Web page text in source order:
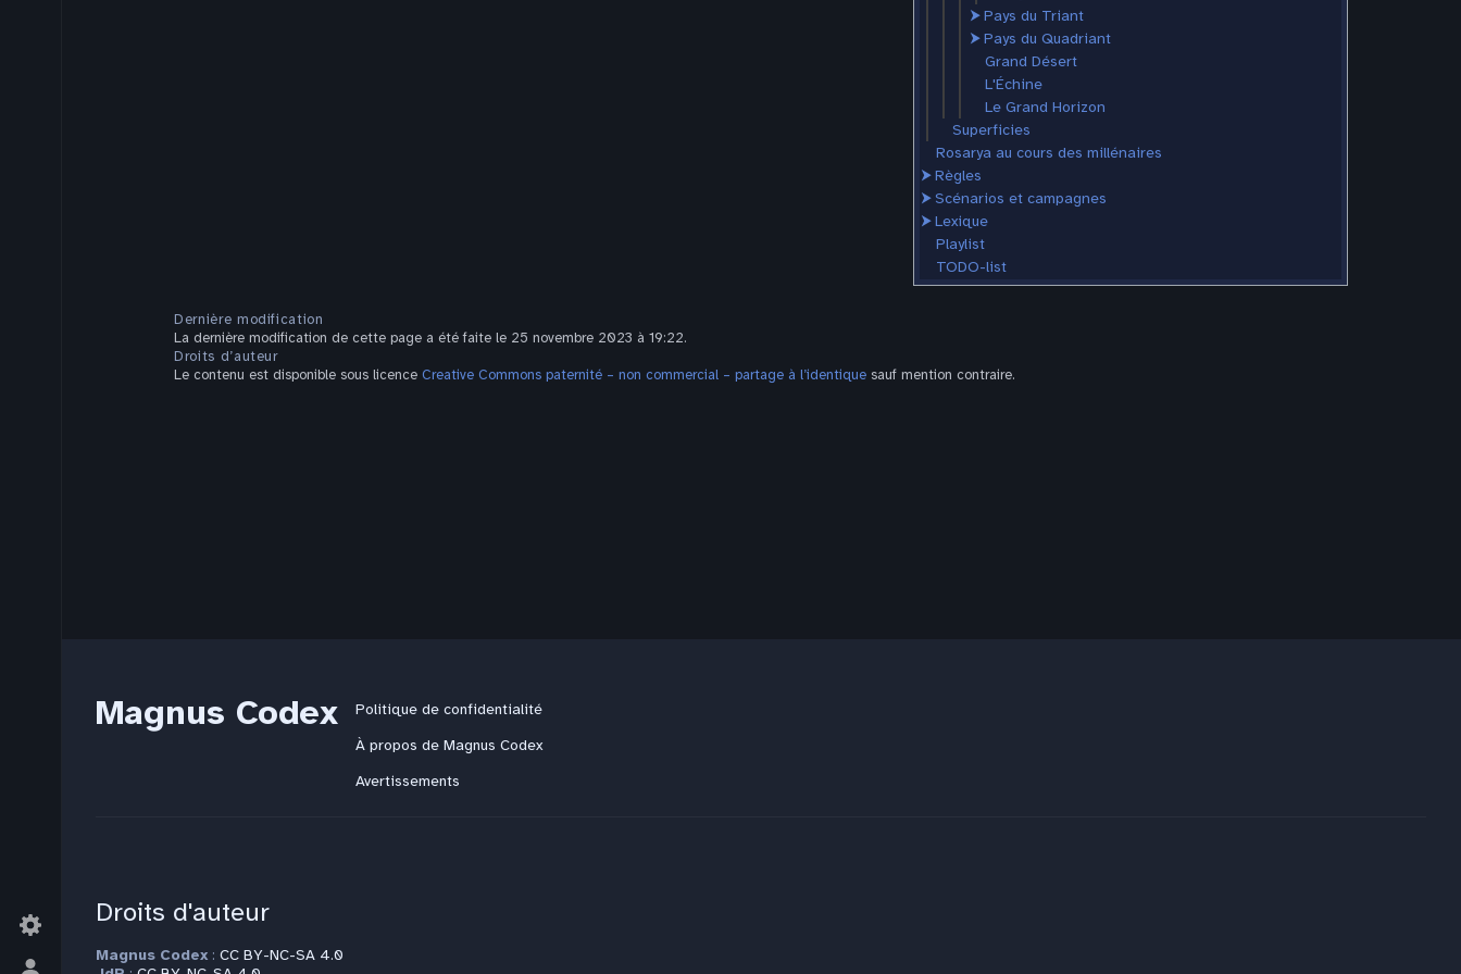
⮞Pays du Triant
⮞Pays du Quadriant
Grand Désert
L'Échine
Le Grand Horizon
Superficies
Rosarya au cours des millénaires
⮞Règles
⮞Scénarios et campagnes
⮞Lexique
Playlist
TODO-list
Dernière modification
La dernière modification de cette page a été faite le 25 novembre 2023 à 19:22.
Droits d’auteur
Le contenu est disponible sous licence Creative Commons paternité – non commercial – partage à l’identique sauf mention contraire.
Magnus Codex
Politique de confidentialité
À propos de Magnus Codex
Avertissements
Droits d'auteur
Magnus Codex : CC BY-NC-SA 4.0